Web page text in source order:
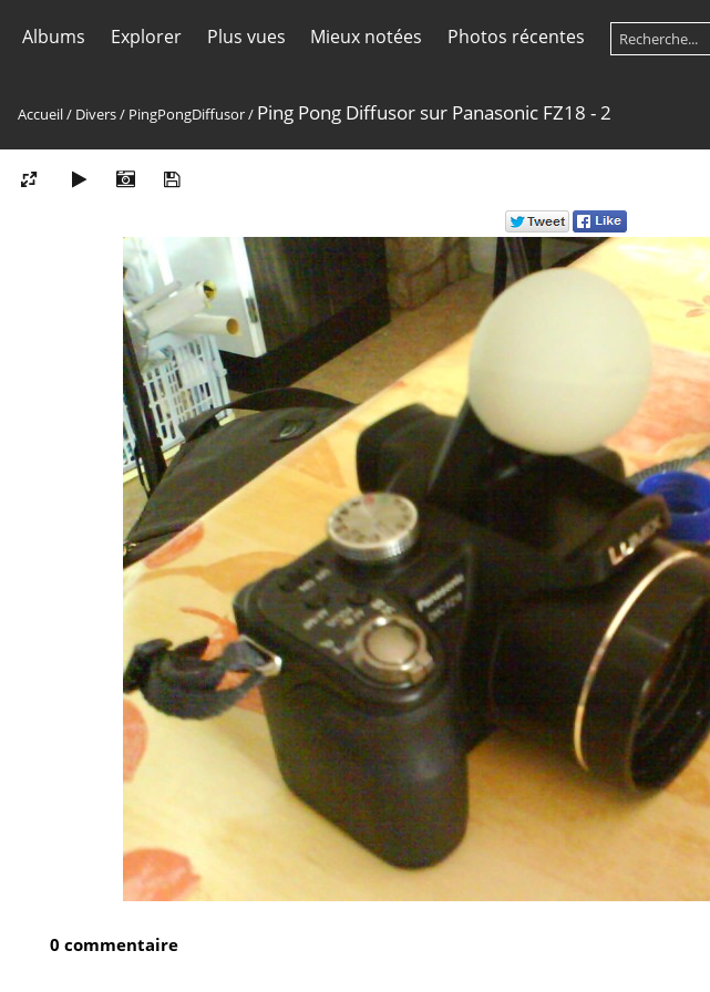
Albums Explorer Plus vues Mieux notées Photos récentes
Accueil/ Divers/ PingPongDiffusor/ Ping Pong Diffusor sur Panasonic FZ18 - 2
0 commentaire